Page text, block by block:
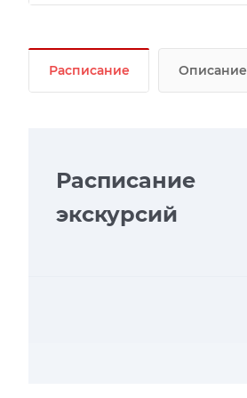
Расписание Описание
Расписание
экскурсий